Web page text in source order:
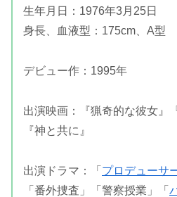
生年月日：1976年3月25日
身長、血液型：175cm、A型
デビュー作：1995年
出演映画：『猟奇的な彼女』
『神と共に』
出演ドラマ：「 プロデューサ
「番外捜査」「警察授業」「